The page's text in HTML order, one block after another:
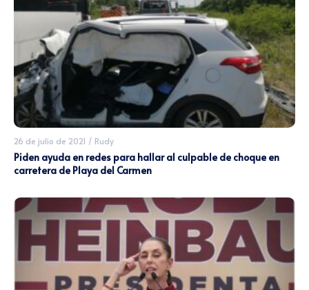
26 de julio de 2021 / Rudy
Piden ayuda en redes para hallar al culpable de choque en
carretera de Playa del Carmen